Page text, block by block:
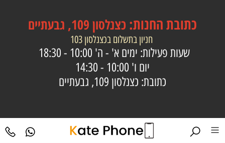
כתובתהחנות: כצנלסון 109, גבעתיים
חניון בתשלום בכצנלסון 103
שעות פעילות: ימים א' - ה' 10:00 - 18:30
יום ו' 10:00 - 14:30
כתובת: כצנלסון 109, גבעתיים